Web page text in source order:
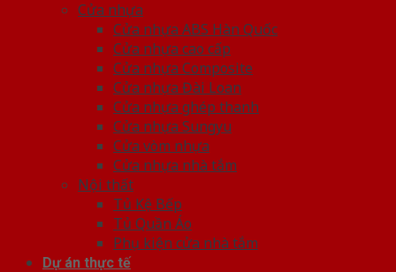
Cửa nhựa
Cửa nhựa ABS Hàn Quốc
Cửa nhựa cao cấp
Cửa nhựa Composite
Cửa nhựa Đài Loan
Cửa nhựa ghép thanh
Cửa nhựa Sungyu
Cửa vòm nhựa
Cửa nhựa nhà tắm
Nội thất
Tủ Kệ Bếp
Tủ Quần Áo
Phụ kiện cửa nhà tắm
Dự án thực tế